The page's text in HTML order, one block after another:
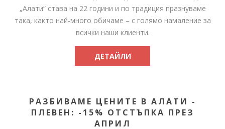
„Алати“ става на 22 години и по традиция празнуваме
така, както най-много обичаме – с голямо намаление за
всички наши клиенти.
ДЕТАЙЛИ
РАЗБИВАМЕ ЦЕНИТЕ В АЛАТИ -
ПЛЕВЕН: -15% ОТСТЪПКА ПРЕЗ
АПРИЛ